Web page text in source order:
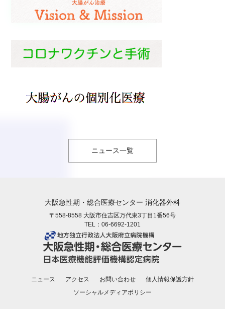
ニュース一覧
大阪急性期・総合医療センター 消化器外科
〒558-8558 大阪市住吉区万代東3丁目1番56号
TEL： 06-6692-1201
ニュース アクセス お問い合わせ
個人情報保護方針
ソーシャルメディアポリシー